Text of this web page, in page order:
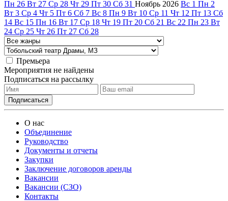
Пн 26 Вт 27 Ср 28 Чт 29 Пт 30 Сб 31 Ноябрь 2026 Вс 1 Пн 2
Вт 3 Ср 4 Чт 5 Пт 6 Сб 7 Вс 8 Пн 9 Вт 10 Ср 11 Чт 12 Пт 13 Сб
14 Вс 15 Пн 16 Вт 17 Ср 18 Чт 19 Пт 20 Сб 21 Вс 22 Пн 23 Вт
24 Ср 25 Чт 26 Пт 27 Сб 28
Премьера
Мероприятия не найдены
Подписаться на рассылку
О нас
Объединение
Руководство
Документы и отчеты
Закупки
Заключение договоров аренды
Вакансии
Вакансии (СЗО)
Контакты